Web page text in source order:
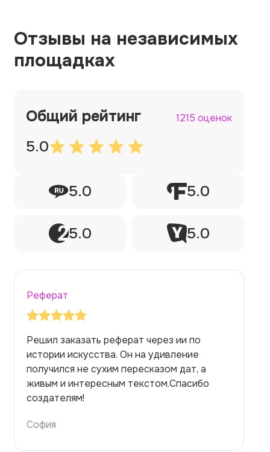
Отзывы на независимых
площадках
Общий рейтинг 1215 оценок
5.0
5.0 5.0
5.0 5.0
Реферат
Заказывала реферат с помощью нейросети
на медицинскую тему. Ожидала худшего,
но справилась. Термины использовала
правильно. Для быстрого ознакомления с
темой — идеально.
Алина